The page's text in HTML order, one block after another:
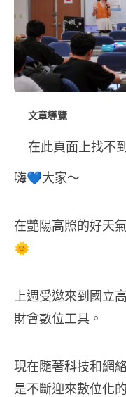
文章導覽
在此頁面上找不
嗨💙大家～
在艷陽高照的好天
🌞
上週受邀來到國立
財會數位工具。
現在隨著科技和網
是不斷迎來數位化